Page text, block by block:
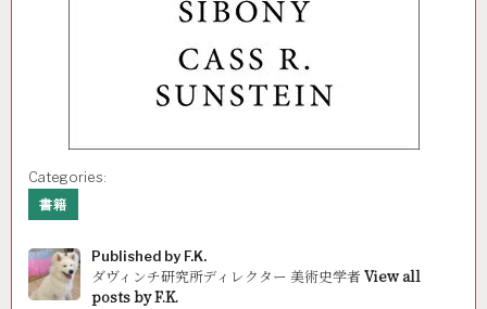
Categories:
書籍
Published by F.K.
ダヴィンチ研究所ディレクター 美術史学者 View all
posts by F.K.